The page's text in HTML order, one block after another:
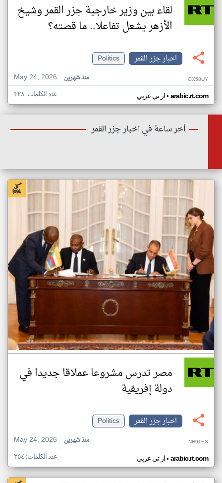
لقاء بين وزير خارجية جزر القمر وشيخ
الأزهر يشعل تفاعلا.. ما قصته؟
اخبار جزر القمر
Politics
May 24, 2026
منذ شهرين OX58UY
ار تي عربي• arabic.rt.com عدد الكلمات: ٣٢٨
أخر ساعة في اخبار جزر القمر
مصر تدرس مشروعا عملاقا جديدا في
دولة إفريقية
اخبار جزر القمر
Politics
May 24, 2026
منذ شهرين NH91ES
ار تي عربي• arabic.rt.com عدد الكلمات: ٢٥٤